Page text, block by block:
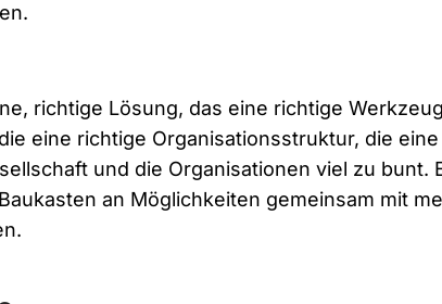
richtige Lösung, das eine richtige
eine richtige Organisationsstruktur, die
und die Organisationen viel zu
an Möglichkeiten gemeinsam mit